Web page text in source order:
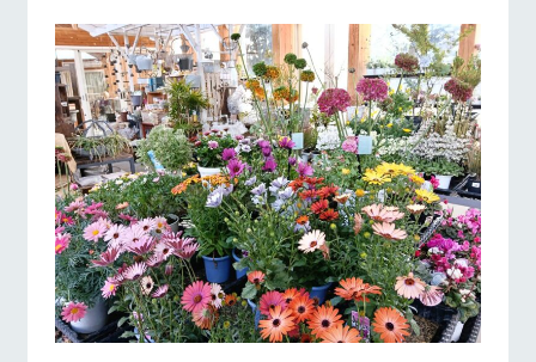
営業時
間・料金
交通アク
セス
よくいた
だく質問
団体のお
客様へ
ペットを
お連れの
お客様へ
りを存分に味わ
う
なかで動物とふ
れあう
ど、楽しみなが
ら学べる様々な
アクティビティ
レストラ
ン
牧場の生産品を
知り尽くした料
理人が腕を振
い、ビュッフェ
スタイルで提供
ショップ
／お買い
物
丹精込めて育て
た生産品をはじ
め、牧場産の逸
品を取り揃えた
店舗
牧場マッ
プ
牧場マップのダ
ウンロード
周遊バス
ブログ
お問い合わせ・資料請求
生産品カタログ・資料DL
English (Google Translate)
ネットショップ
イベント/フェア レストラン/BBQ フラワーガーデン
動物とふれあう アクティビティ/体験 ショップ/お買い物
牧場マップを見る 周遊バス